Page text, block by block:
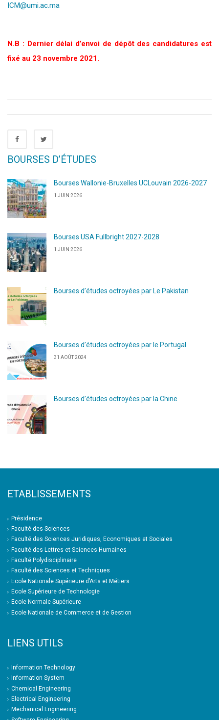
ICM@umi.ac.ma
N.B : Dernier délai d’envoi de dépôt des candidatures est
fixé au 23 novembre 2021.
BOURSES D’ÉTUDES
Bourses Wallonie-Bruxelles UCLouvain 2026-2027
1 JUIN 2026
Bourses USA Fullbright 2027-2028
1 JUIN 2026
Bourses d’études octroyées par Le Pakistan
Bourses d’études octroyées par le Portugal
31 AOÛT 2024
Bourses d’études octroyées par la Chine
ETABLISSEMENTS
Présidence
Faculté des Sciences
Faculté des Sciences Juridiques, Economiques et Sociales
Faculté des Lettres et Sciences Humaines
Faculté Polydisciplinaire
Faculté des Sciences et Techniques
Ecole Nationale Supérieure d’Arts et Métiers
Ecole Supérieure de Technologie
Ecole Normale Supérieure
Ecole Nationale de Commerce et de Gestion
LIENS UTILS
Information Technology
Information System
Chemical Engineering
Electrical Engineering
Mechanical Engineering